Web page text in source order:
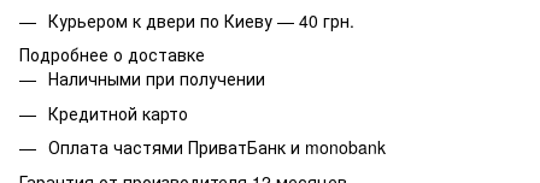
Курьером к двери по Киеву — 40 грн.
Подробнее о доставке
Наличными при получении
Кредитной карто
Оплата частями ПриватБанк и monobank